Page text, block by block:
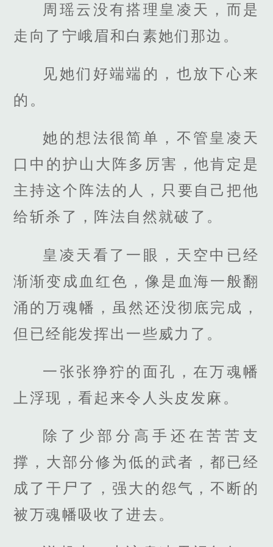
周瑶云没有搭理皇凌天，而是
走向了宁峨眉和白素她们那边。
见她们好端端的，也放下心来
的。
她的想法很简单，不管皇凌天
口中的护山大阵多厉害，他肯定是
主持这个阵法的人，只要自己把他
给斩杀了，阵法自然就破了。
皇凌天看了一眼，天空中已经
渐渐变成血红色，像是血海一般翻
涌的万魂幡，虽然还没彻底完成，
但已经能发挥出一些威力了。
一张张狰狞的面孔，在万魂幡
上浮现，看起来令人头皮发麻。
除了少部分高手还在苦苦支
撑，大部分修为低的武者，都已经
成了干尸了，强大的怨气，不断的
被万魂幡吸收了进去。